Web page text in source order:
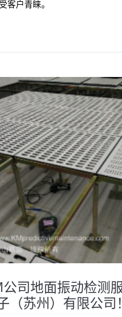
客户青睐。
司地面振动检测
（苏州）有限公司！